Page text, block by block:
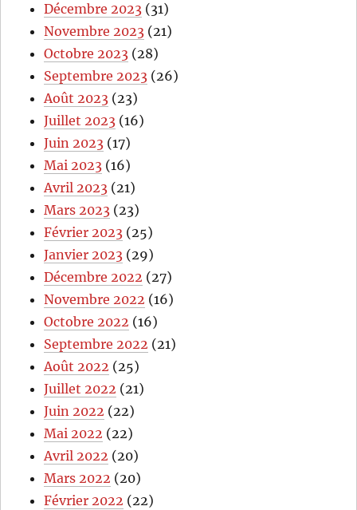
Décembre 2023 (31)
Novembre 2023 (21)
Octobre 2023 (28)
Septembre 2023 (26)
Août 2023 (23)
Juillet 2023 (16)
Juin 2023 (17)
Mai 2023 (16)
Avril 2023 (21)
Mars 2023 (23)
Février 2023 (25)
Janvier 2023 (29)
Décembre 2022 (27)
Novembre 2022 (16)
Octobre 2022 (16)
Septembre 2022 (21)
Août 2022 (25)
Juillet 2022 (21)
Juin 2022 (22)
Mai 2022 (22)
Avril 2022 (20)
Mars 2022 (20)
Février 2022 (22)